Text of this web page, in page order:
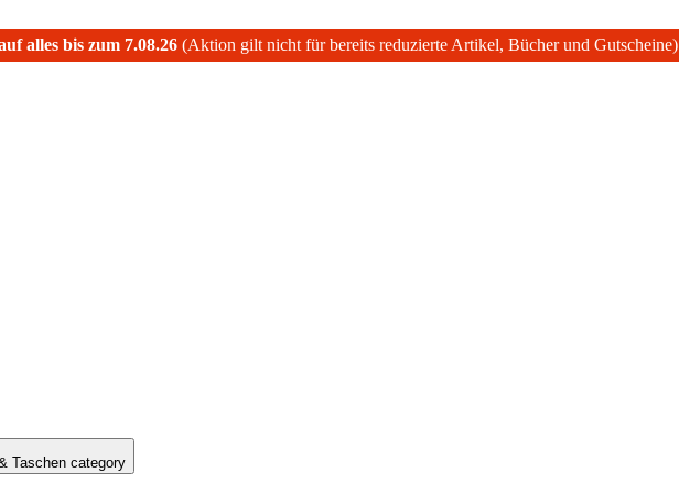
alles bis zum 7.08.26(Aktion gilt nicht für bereits reduzierte Artikel, Bücher und Gutscheine)
Taschen category